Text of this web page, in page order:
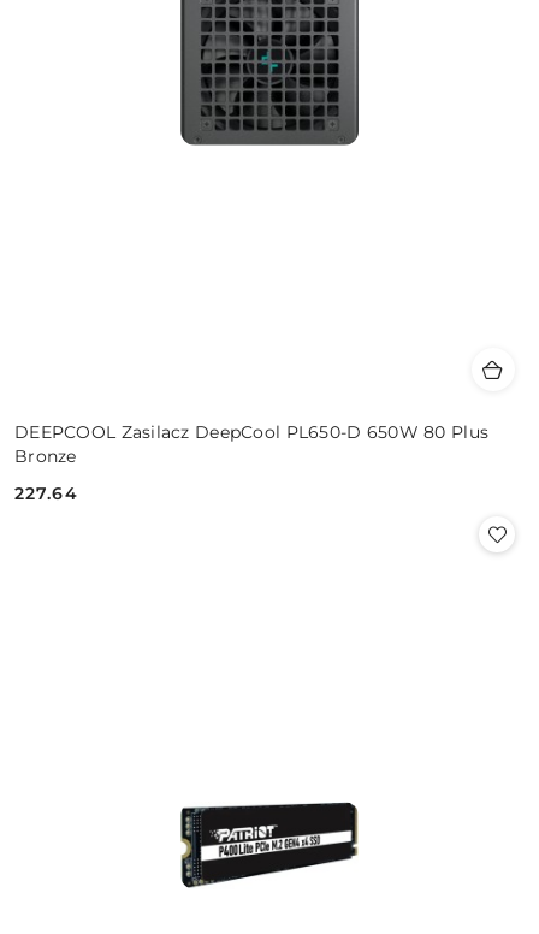
DEEPCOOL Zasilacz DeepCool PL650-D 650W 80 Plus
Bronze
Cena:
227.64